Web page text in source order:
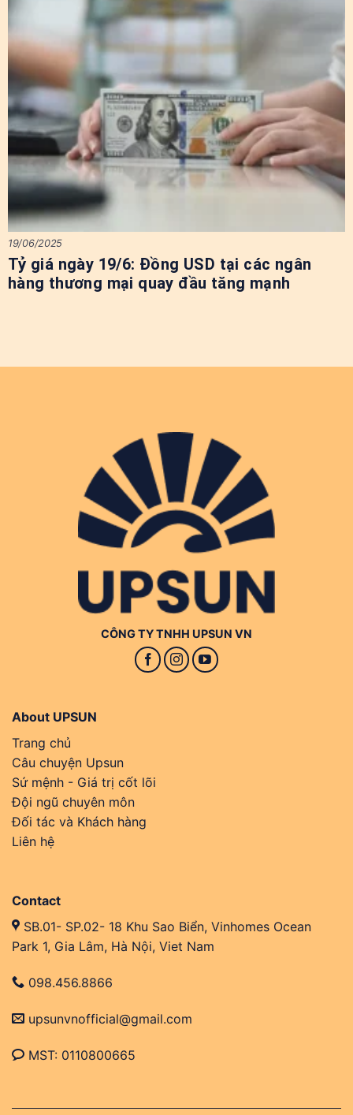
Tỷ giá ngày 19/6: Đồng USD tại các ngân
hàng thương mại quay đầu tăng mạnh
19/06/2025
CÔNG TY TNHH UPSUN VN
About UPSUN
Trang chủ
Câu chuyện Upsun
Sứ mệnh - Giá trị cốt lõi
Đội ngũ chuyên môn
Đối tác và Khách hàng
Liên hệ
Contact
SB.01- SP.02- 18 Khu Sao Biển, Vinhomes Ocean
Park 1, Gia Lâm, Hà Nội, Viet Nam
098.456.8866
upsunvnofficial@gmail.com
MST: 0110800665